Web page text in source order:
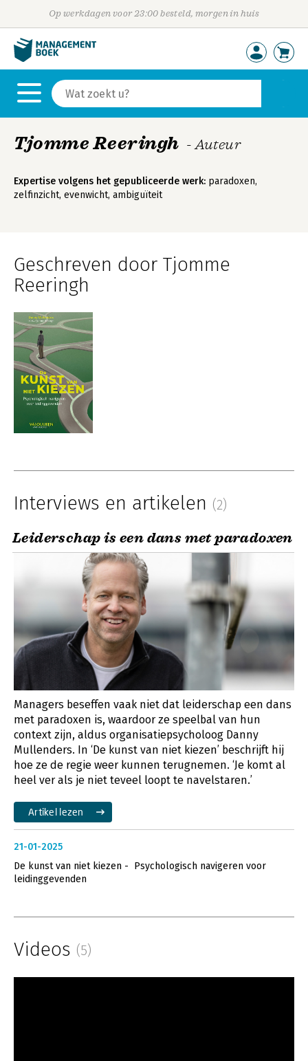
Op werkdagen voor 23:00 besteld, morgen in huis
Tjomme Reeringh - Auteur
Expertise volgens het gepubliceerde werk: paradoxen,
zelfinzicht, evenwicht, ambiguïteit
Geschreven door Tjomme
Reeringh
Interviews en artikelen (2)
Leiderschap is een dans met paradoxen
Managers beseffen vaak niet dat leiderschap een dans
met paradoxen is, waardoor ze speelbal van hun
context zijn, aldus organisatiepsycholoog Danny
Mullenders. In ‘De kunst van niet kiezen’ beschrijft hij
hoe ze de regie weer kunnen terugnemen. ‘Je komt al
heel ver als je niet teveel loopt te navelstaren.’
Artikel lezen
21-01-2025
De kunst van niet kiezen - Psychologisch navigeren voor
leidinggevenden
Videos (5)